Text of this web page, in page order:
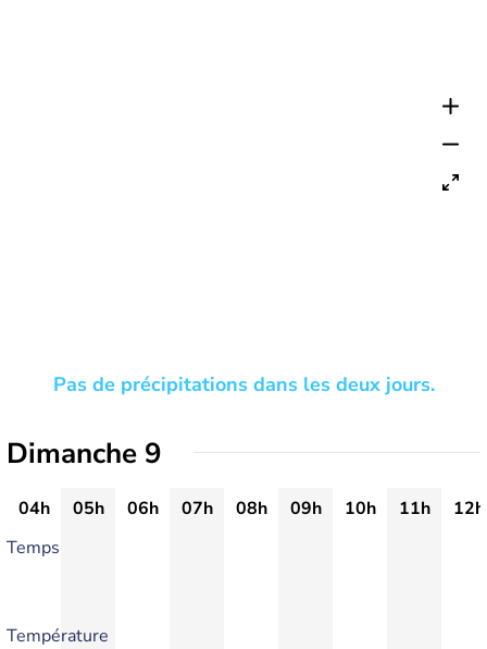
Pas de précipitations dans les deux jours.
Dimanche 9
04h 05h 06h 07h 08h 09h 10h 11h
12h
Temps
Température